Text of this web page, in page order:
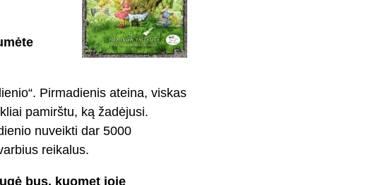
Pirmadienis ateina, viskas
pamirštu, ką žadėjusi.
nuveikti dar 5000
reikalus.
bus, kuomet joje